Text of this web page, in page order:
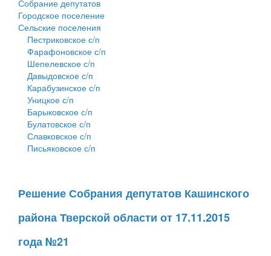
Собрание депутатов
Городское поселение
Сельские поселения
Пестриковское с/п
Фарафоновское с/п
Шепелевское с/п
Давыдовское с/п
Карабузинское с/п
Уницкое с/п
Барыковское с/п
Булатовское с/п
Славковское с/п
Письяковское с/п
Решение Собрания депутатов Кашинского
района Тверской области от 17.11.2015
года №21